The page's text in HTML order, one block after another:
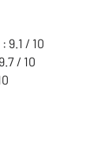
/ 10
/ 10